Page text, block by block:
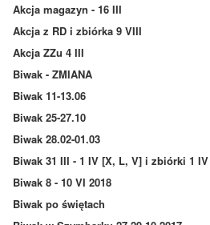
Akcja magazyn - 16 III
Akcja z RD i zbiórka 9 VIII
Akcja ZZu 4 III
Biwak - ZMIANA
Biwak 11-13.06
Biwak 25-27.10
Biwak 28.02-01.03
Biwak 31 III - 1 IV [X, L, V] i zbiórki 1
Biwak 8 - 10 VI 2018
Biwak po świętach